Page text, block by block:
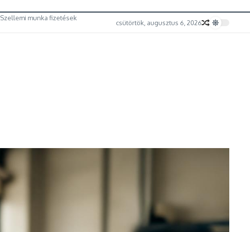
Szellemi munka fizetések
csütörtök, augusztus 6, 2026